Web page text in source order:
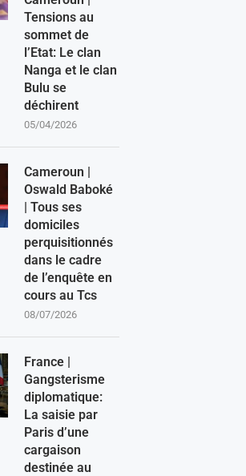
Tensions au
sommet de
l’Etat: Le clan
Nanga et le clan
Bulu se
déchirent
05/04/2026
Cameroun |
Oswald Baboké
| Tous ses
domiciles
perquisitionnés
dans le cadre
de l’enquête en
cours au Tcs
08/07/2026
France |
Gangsterisme
diplomatique:
La saisie par
Paris d’une
cargaison
destinée au